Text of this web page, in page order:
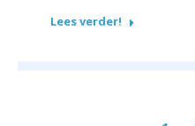
Lees verder!